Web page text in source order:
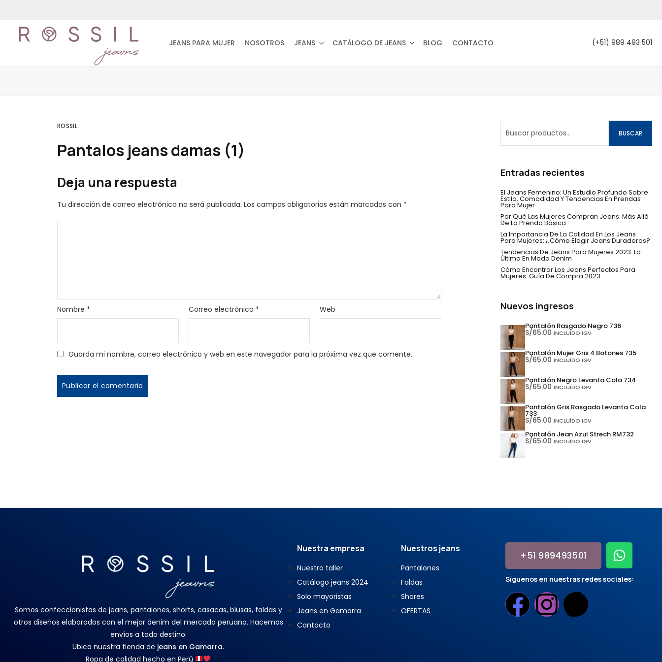
JEANS PARA MUJER NOSOTROS JEANS CATÁLOGO DE JEANS BLOG CONTACTO (+51) 989 493 501
ROSSIL
Pantalos jeans damas (1)
Deja una respuesta
Tu dirección de correo electrónico no será publicada. Los campos obligatorios están marcados con *
Nombre * Correo electrónico * Web
Guarda mi nombre, correo electrónico y web en este navegador para la próxima vez que comente.
BUSCAR
Entradas recientes
El Jeans Femenino: Un Estudio Profundo Sobre
Estilo, Comodidad Y Tendencias En Prendas
Para Mujer
Por Qué Las Mujeres Compran Jeans: Más Allá
De La Prenda Básica
La Importancia De La Calidad En Los Jeans
Para Mujeres: ¿Cómo Elegir Jeans Duraderos?
Tendencias De Jeans Para Mujeres 2023: Lo
Último En Moda Denim
Cómo Encontrar Los Jeans Perfectos Para
Mujeres: Guía De Compra 2023
Nuevos ingresos
Pantalón Rasgado Negro 736
S/65.00 INCLUÍDO IGV
Pantalón Mujer Gris 4 Botones 735
S/65.00 INCLUÍDO IGV
Pantalón Negro Levanta Cola 734
S/65.00 INCLUÍDO IGV
Pantalón Gris Rasgado Levanta Cola
733
S/65.00 INCLUÍDO IGV
Pantalón Jean Azul Strech RM732
S/65.00 INCLUÍDO IGV
Somos confeccionistas de jeans, pantalones, shorts, casacas, blusas, faldas y
otros diseños elaborados con el mejor denim del mercado peruano. Hacemos
envíos a todo destino.
Ubica nuestra tienda de jeans en Gamarra.
Ropa de calidad hecho en Perú
Nuestra empresa
Nuestro taller
Catálogo jeans 2024
Solo mayoristas
Jeans en Gamarra
Contacto
Nuestros jeans
Pantalones
Faldas
Shores
OFERTAS
+51 989493501
Síguenos en nuestras redes sociales: